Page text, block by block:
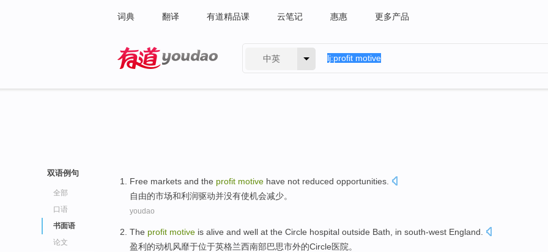
词典 翻译 有道精品课 云笔记 惠惠 更多产品
中英
双语例句
全部
口语
书面语
论文
Free markets and the profit motive have not reduced opportunities
自由的市场和利润驱动并没有使机会减少。
youdao
The profit motive is alive and well at the Circle hospital outside Bath in south-west England
盈利 的动机风靡于位于英格兰西南部巴思市外的Circle医院。